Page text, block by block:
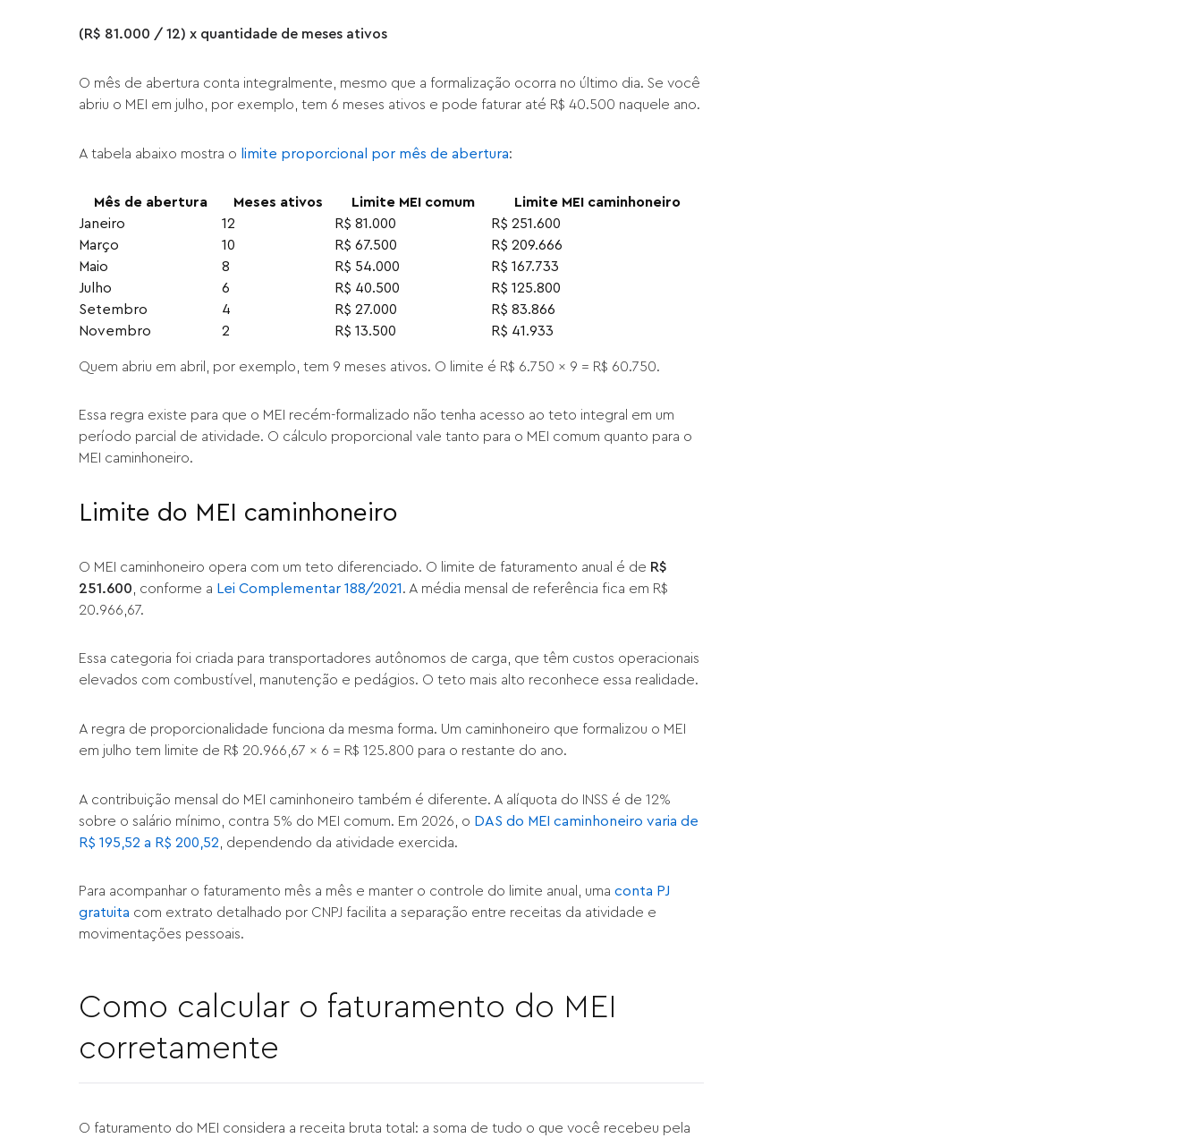
(R$ 81.000 / 12) x quantidade de meses ativos
O mês de abertura conta integralmente, mesmo que a formalização ocorra no último dia. Se você
abriu o MEI em julho, por exemplo, tem 6 meses ativos e pode faturar até R$ 40.500 naquele ano.
A tabela abaixo mostra o limite proporcional por mês de abertura:
Mês de abertura Meses ativos Limite MEI comum
Limite MEI caminhoneiro
Janeiro
12 R$ 81.000
R$ 251.600
Março
10 R$ 67.500
R$ 209.666
Maio
8 R$ 54.000
R$ 167.733
Julho
6 R$ 40.500
R$ 125.800
Setembro
4 R$ 27.000
R$ 83.866
Novembro
2 R$ 13.500 R$ 41.933
Quem abriu em abril, por exemplo, tem 9 meses ativos. O limite é R$ 6.750 x 9 = R$ 60.750.
Essa regra existe para que o MEI recém-formalizado não tenha acesso ao teto integral em um
período parcial de atividade. O cálculo proporcional vale tanto para o MEI comum quanto para o
MEI caminhoneiro.
Limite do MEI caminhoneiro
O MEI caminhoneiro opera com um teto diferenciado. O limite de faturamento anual é de R$
251.600 , conforme a Lei Complementar 188/2021 . A média mensal de referência fica em R$
20.966,67.
Essa categoria foi criada para transportadores autônomos de carga, que têm custos operacionais
elevados com combustível, manutenção e pedágios. O teto mais alto reconhece essa realidade.
A regra de proporcionalidade funciona da mesma forma. Um caminhoneiro que formalizou o MEI
em julho tem limite de R$ 20.966,67 x 6 = R$ 125.800 para o restante do ano.
A contribuição mensal do MEI caminhoneiro também é diferente. A alíquota do INSS é de 12%
sobre o salário mínimo, contra 5% do MEI comum. Em 2026, o DAS do MEI caminhoneiro varia de
R$ 195,52 a R$ 200,52 , dependendo da atividade exercida.
Para acompanhar o faturamento mês a mês e manter o controle do limite anual, umaconta PJ
gratuita com extrato detalhado por CNPJ facilita a separação entre receitas da atividade e
movimentações pessoais.
Como calcular o faturamento do MEI
corretamente
O faturamento do MEI considera a receita bruta total: a soma de tudo o que você recebeu pela